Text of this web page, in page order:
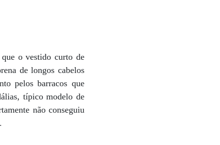
o vestido curto de
de longos cabelos
pelos barracos que
típico modelo de
não conseguiu